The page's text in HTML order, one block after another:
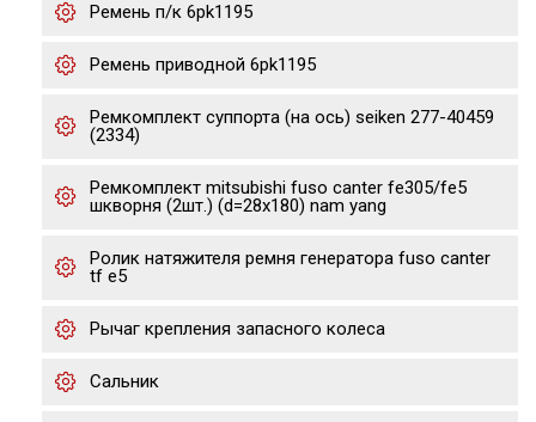
Ремень п/к 6pk1195
Ремень приводной 6pk1195
Ремкомплект суппорта (на ось) seiken 277-40459
(2334)
Ремкомплект mitsubishi fuso canter fe305/fe5
шкворня (2шт.) (d=28х180) nam yang
Ролик натяжителя ремня генератора fuso canter
tf e5
Рычаг крепления запасного колеса
Сальник